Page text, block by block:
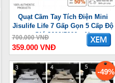
Quạt Cầm Tay Tích Điện Mini
Jisulife Life 7 Gấp Gọn 5 Cấp Độ
Gió 3600/5000mAh
700.000 VNĐ
359.000 VNĐ
-49%